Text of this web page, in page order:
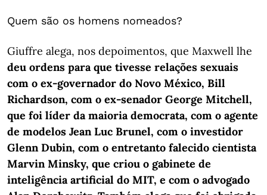
Quem são os homens nomeados?
Giuffre alega, nos depoimentos, que Maxwell lhe
deu ordens para que tivesse relações sexuais
com o ex-governador do Novo México, Bill
Richardson, com o ex-senador George Mitchell,
que foi líder da maioria democrata, com o agente
de modelos Jean Luc Brunel, com o investidor
Glenn Dubin, com o entretanto falecido cientista
Marvin Minsky, que criou o gabinete de
inteligência artificial do MIT, e com o advogado